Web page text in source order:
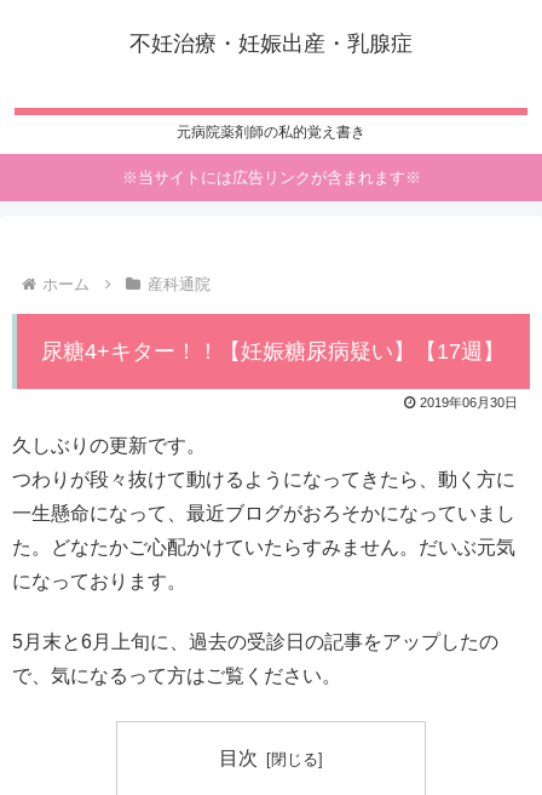
不妊治療・妊娠出産・乳腺症
元病院薬剤師の私的覚え書き
※当サイトには広告リンクが含まれます※
ホーム 産科通院
尿糖4+キター！！【妊娠糖尿病疑い】【17週】
2019年06月30日
久しぶりの更新です。
つわりが段々抜けて動けるようになってきたら、動く方に
一生懸命になって、最近ブログがおろそかになっていまし
た。どなたかご心配かけていたらすみません。だいぶ元気
になっております。
5月末と6月上旬に、過去の受診日の記事をアップしたの
で、気になるって方はご覧ください。
目次